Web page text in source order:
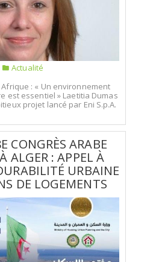
Actualité
: « Un environnement
est essentiel » Laetitia Dumas
projet lancé par Eni S.p.A.
CONGRÈS ARABE
ALGER : APPEL À
URBAINE
DE LOGEMENTS